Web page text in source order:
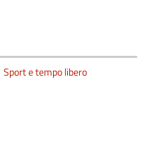
Sport e tempo libero